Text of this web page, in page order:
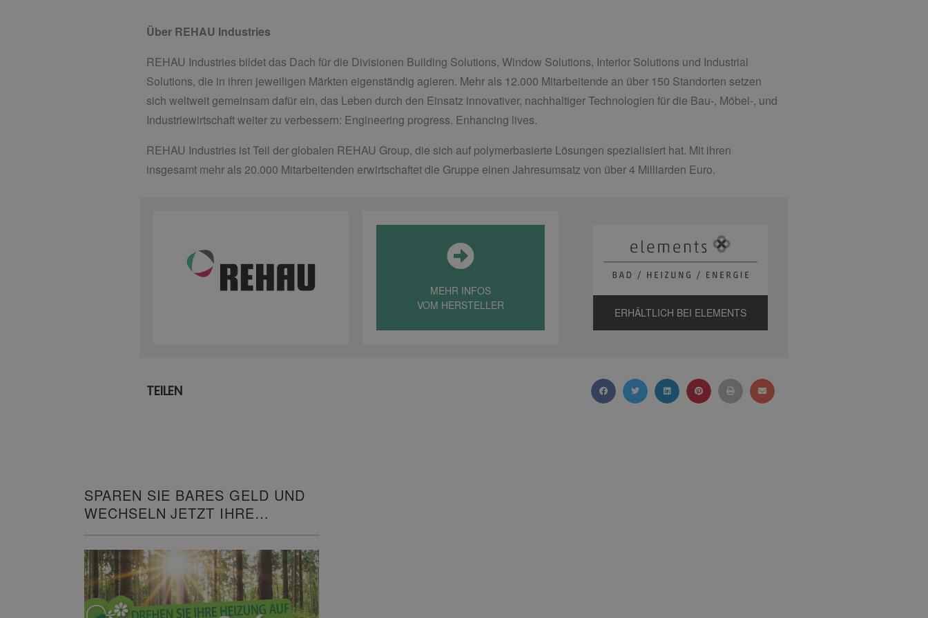
Über REHAU Industries
REHAU Industries bildet das Dach für die Divisionen Building Solutions, Window Solutions, Interior Solutions und Industrial
Solutions, die in ihren jeweiligen Märkten eigenständig agieren. Mehr als 12.000 Mitarbeitende an über 150 Standorten setzen
sich weltweit gemeinsam dafür ein, das Leben durch den Einsatz innovativer, nachhaltiger Technologien für die Bau-, Möbel-, und
Industriewirtschaft weiter zu verbessern: Engineering progress. Enhancing lives.
REHAU Industries ist Teil der globalen REHAU Group, die sich auf polymerbasierte Lösungen spezialisiert hat. Mit ihren
insgesamt mehr als 20.000 Mitarbeitenden erwirtschaftet die Gruppe einen Jahresumsatz von über 4 Milliarden Euro.
MEHR INFOS
VOM HERSTELLER
ERHÄLTLICH BEI ELEMENTS
TEILEN
SPAREN SIE BARES GELD UND
WECHSELN JETZT IHRE